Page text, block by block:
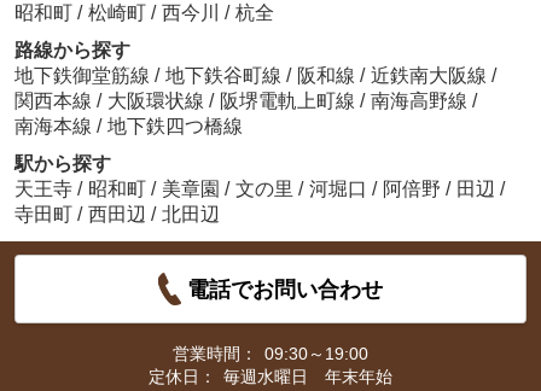
昭和町 / 松崎町 / 西今川 / 杭全
路線から探す
地下鉄御堂筋線 / 地下鉄谷町線 / 阪和線 / 近鉄南大阪線 /
関西本線 / 大阪環状線 / 阪堺電軌上町線 / 南海高野線 /
南海本線 / 地下鉄四つ橋線
駅から探す
天王寺 / 昭和町 / 美章園 / 文の里 / 河堀口 / 阿倍野 / 田辺 /
寺田町 / 西田辺 / 北田辺
電話でお問い合わせ
営業時間：
09:30～19:00
定休日：
毎週水曜日 年末年始